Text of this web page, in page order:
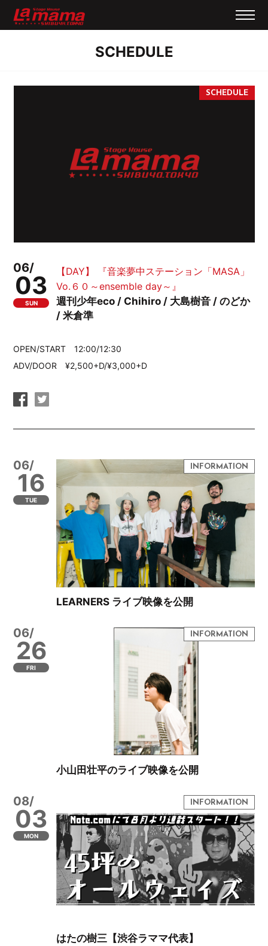
SCHEDULE
06/
03
SUN
【DAY】 『音楽夢中ステーション「MASA」
Vo.６０～ensemble day～』
週刊少年eco / Chihiro / 大島樹音 / のどか
/ 米倉準
OPEN/START 12:00/12:30
ADV/DOOR ¥2,500+D/¥3,000+D
06/
16
TUE
LEARNERS ライブ映像を公開
06/
26
FRI
小山田壮平のライブ映像を公開
08/
03
MON
はたの樹三【渋谷ラママ代表】